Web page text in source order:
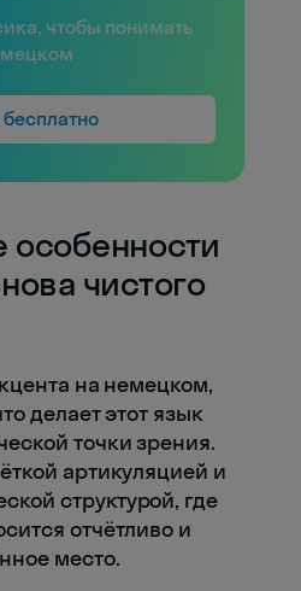
чтобы понимать
особенности
чистого
на немецком,
делает этот язык
точки зрения.
артикуляцией и
структурой, где
отчётливо и
место.